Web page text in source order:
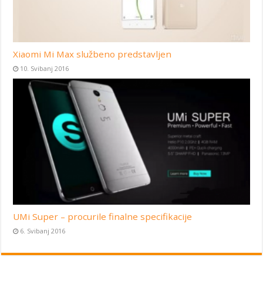
Xiaomi Mi Max službeno predstavljen
10. Svibanj 2016
UMi Super – procurile finalne specifikacije
6. Svibanj 2016